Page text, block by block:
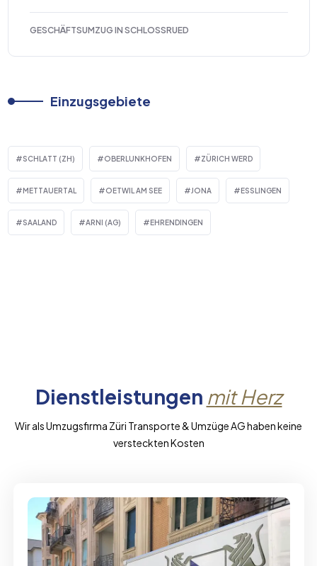
GESCHÄFTSUMZUG IN SCHLOSSRUED
Einzugsgebiete
SCHLATT (ZH) OBERLUNKHOFEN ZÜRICH WERD
METTAUERTAL OETWIL AM SEE JONA ESSLINGEN
SAALAND ARNI (AG) EHRENDINGEN
Dienstleistungen mit Herz
Wir als Umzugsfirma Züri Transporte & Umzüge AG haben keine
versteckten Kosten